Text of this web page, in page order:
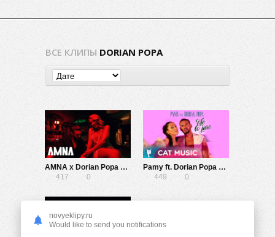
ВСЕ КЛИПЫ DORIAN POPA
AMNA x Dorian Popa — Dilema
417
0
Pamy ft. Dorian Popa — Te lo Juro
449
0
novyeklipy.ru
Would like to send you notifications